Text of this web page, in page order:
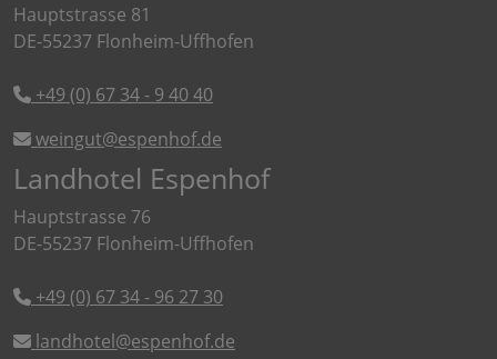
Hauptstrasse 81
DE-55237 Flonheim-Uffhofen
+49 (0) 67 34 - 9 40 40
weingut@espenhof.de
Landhotel Espenhof
Hauptstrasse 76
DE-55237 Flonheim-Uffhofen
+49 (0) 67 34 - 96 27 30
landhotel@espenhof.de